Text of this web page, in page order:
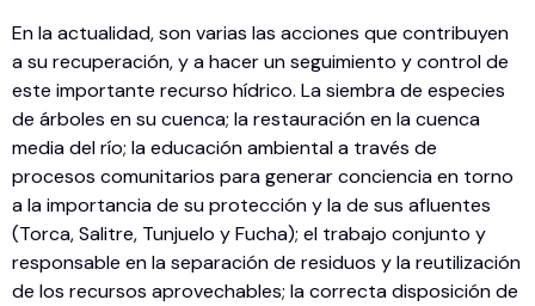
En la actualidad, son varias las acciones que contribuyen
a su recuperación, y a hacer un seguimiento y control de
este importante recurso hídrico. La siembra de especies
de árboles en su cuenca; la restauración en la cuenca
media del río; la educación ambiental a través de
procesos comunitarios para generar conciencia en torno
a la importancia de su protección y la de sus afluentes
(Torca, Salitre, Tunjuelo y Fucha); el trabajo conjunto y
responsable en la separación de residuos y la reutilización
de los recursos aprovechables; la correcta disposición de